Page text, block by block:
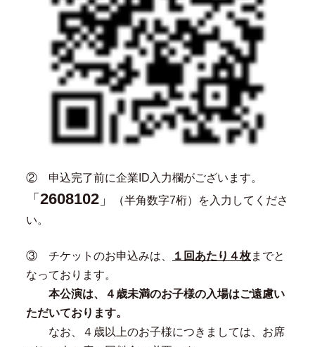
② 申込完了前に企業ID入力欄がございます。
「 2608102 」 （半角数字7桁）を入力してくださ
い。
③ チケットのお申込みは、 １回あたり４枚までと
なっております。
本公演は、４歳未満のお子様の入場はご遠慮い
ただいております。
なお、４歳以上のお子様につきましては、お席